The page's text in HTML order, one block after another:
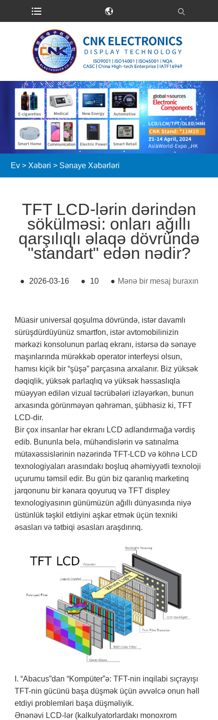
Ev > Xəbəri > Sənaye Xəbərləri
TFT LCD-lərin dərindən
sökülməsi: onları ağıllı
qarşılıqlı əlaqə dövründə
"standart" edən nədir?
● 2026-03-16 ● 10 ● Mənə bir mesaj buraxın
Müasir universal qoşulma dövründə, istər davamlı
sürüşdürdüyünüz smartfon, istər avtomobilinizin
mərkəzi konsolunun parlaq ekranı, istərsə də sənaye
maşınlarında mürəkkəb operator interfeysi olsun,
hamısı kiçik bir “şüşə” parçasına arxalanır. Biz yüksək
dəqiqlik, yüksək parlaqlıq və yüksək həssaslıqla
müəyyən edilən vizual təcrübələri izləyərkən, bunun
arxasında görünməyən qəhrəman, şübhəsiz ki, TFT
LCD-dir.
Bir çox insanlar hər ekranı LCD adlandırmağa vərdiş
edib. Bununla belə, mühəndislərin və satınalma
mütəxəssislərinin nəzərində TFT-LCD və köhnə LCD
texnologiyaları arasındakı boşluq əhəmiyyətli texnoloji
uçurumu təmsil edir. Bu gün biz qaranlıq marketinq
jarqonunu bir kənara qoyuruq və TFT displey
texnologiyasının günümüzün ağıllı dünyasında niyə
üstünlük təşkil etdiyini aşkar etmək üçün texniki
əsasları və tətbiqi əsasları araşdırırıq.
I. “Abacus”dan “Kompüter”ə: TFT-nin inqilabi sıçrayışı
TFT-nin gücünü başa düşmək üçün əvvəlcə onun həll
etdiyi problemləri başa düşməliyik.
Ənənəvi LCD-lər (kalkulyatorlardakı monoxrom